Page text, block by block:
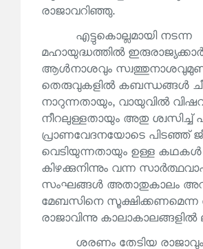
രാജാവറിഞ്ഞു.
എട്ടുകൊല്ലമായി നടന്ന
മഹായുദ്ധത്തിൽ
ആൾനാശവും
തെരുവുകളിൽ കബന്ധങ്ങൾ
നാറുന്നതായും, വായുവിൽ
നീറലുള്ളതായും അതു ശ്വസിച്ച്
പ്രാണവേദനയോടെ പിടഞ്ഞ്
വെടിയുന്നതായും ഉള്ള കഥകൾ
കിഴക്കുനിന്നും വന്ന
സംഘങ്ങൾ അതാതുകാലം
മേബസിനെ സൂക്ഷിക്കണമെന്ന
രാജാവിന്നു കാലാകാലങ്ങളിൽ
ശരണം തേടിയ